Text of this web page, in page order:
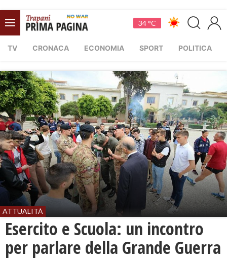
34 °C
TV CRONACA ECONOMIA SPORT POLITICA
ATTUALITÀ
Esercito e Scuola: un incontro
per parlare della Grande Guerra